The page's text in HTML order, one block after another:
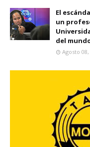
El
un
del
Agosto 08,